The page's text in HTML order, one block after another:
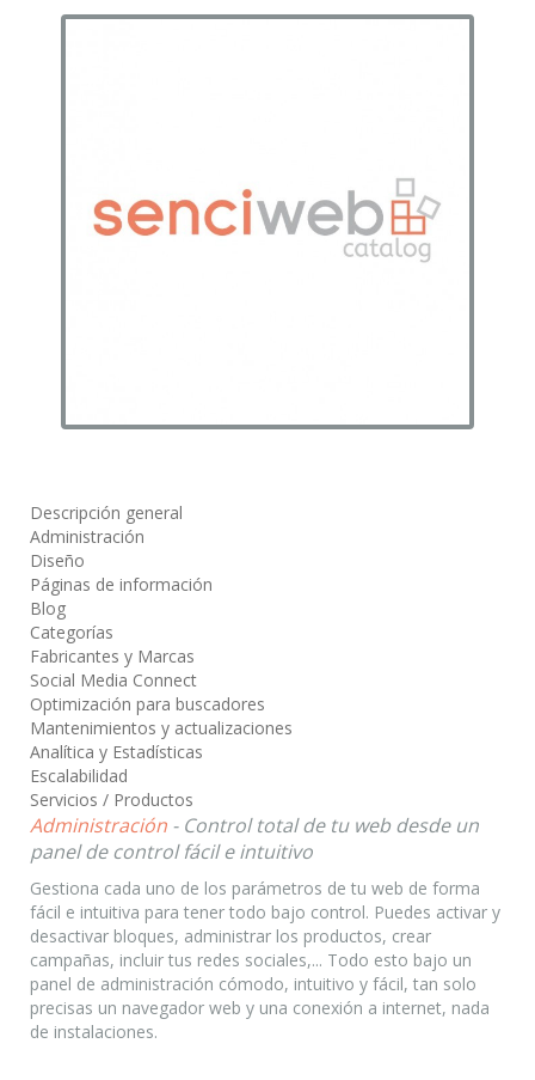
Descripción general
Administración
Diseño
Páginas de información
Blog
Categorías
Fabricantes y Marcas
Social Media Connect
Optimización para buscadores
Mantenimientos y actualizaciones
Analítica y Estadísticas
Escalabilidad
Servicios / Productos
Administración - Control total de tu web desde un
panel de control fácil e intuitivo
Gestiona cada uno de los parámetros de tu web de forma
fácil e intuitiva para tener todo bajo control. Puedes activar y
desactivar bloques, administrar los productos, crear
campañas, incluir tus redes sociales,... Todo esto bajo un
panel de administración cómodo, intuitivo y fácil, tan solo
precisas un navegador web y una conexión a internet, nada
de instalaciones.